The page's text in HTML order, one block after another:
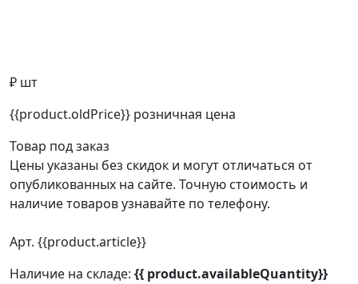
₽ шт
{{product.oldPrice}} розничная цена
Товар под заказ
Цены указаны без скидок и могут отличаться от
опубликованных на сайте. Точную стоимость и
наличие товаров узнавайте по телефону.
Арт. {{product.article}}
Наличие на складе: {{ product.availableQuantity}}